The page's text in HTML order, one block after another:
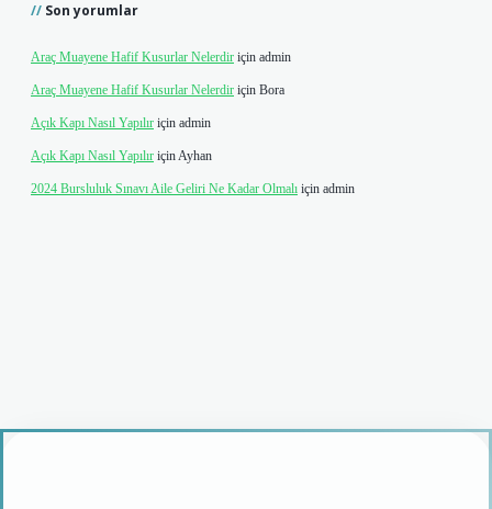
Son yorumlar
Araç Muayene Hafif Kusurlar Nelerdir için admin
Araç Muayene Hafif Kusurlar Nelerdir için Bora
Açık Kapı Nasıl Yapılır için admin
Açık Kapı Nasıl Yapılır içinAyhan
2024 Bursluluk Sınavı Aile Geliri Ne Kadar Olmalı için admin